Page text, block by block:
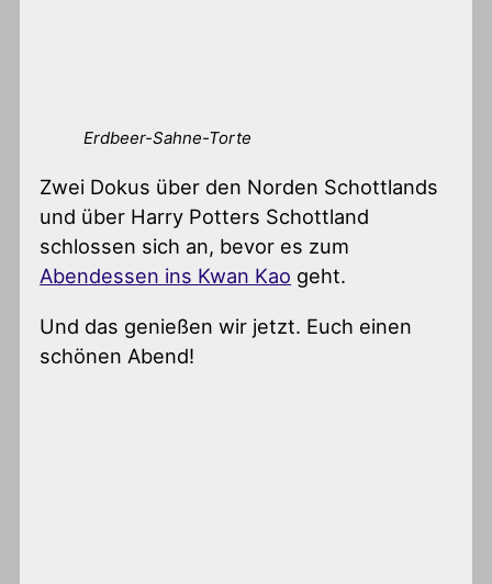
Erdbeer-Sahne-Torte
Zwei Dokus über den Norden Schottlands
und über Harry Potters Schottland
schlossen sich an, bevor es zum
Abendessen ins Kwan Kao geht.
Und das genießen wir jetzt. Euch einen
schönen Abend!